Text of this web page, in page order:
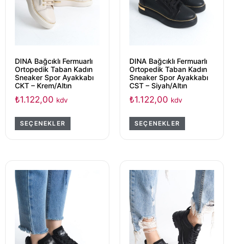
DINA Bağcıklı Fermuarlı
Ortopedik Taban Kadın
Sneaker Spor Ayakkabı
CKT – Krem/Altın
₺1.122,00 kdv
SEÇENEKLER
DINA Bağcıklı Fermuarlı
Ortopedik Taban Kadın
Sneaker Spor Ayakkabı
CST – Siyah/Altın
₺1.122,00 kdv
SEÇENEKLER